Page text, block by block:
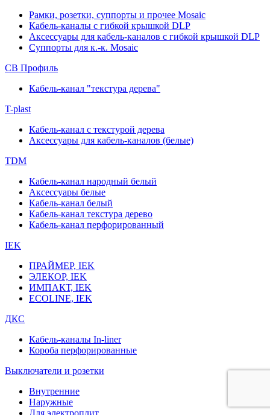
Рамки, розетки, суппорты и прочее Mosaic
Кабель-каналы с гибкой крышкой DLP
Аксессуары для кабель-каналов с гибкой крышкой DLP
Суппорты для к.-к. Mosaic
СВ Профиль
Кабель-канал "текстура дерева"
T-plast
Кабель-канал с текстурой дерева
Аксессуары для кабель-каналов (белые)
TDM
Кабель-канал народный белый
Аксессуары белые
Кабель-канал белый
Кабель-канал текстура дерево
Кабель-канал перфорированный
IEK
ПРАЙМЕР, IEK
ЭЛЕКОР, IEK
ИМПАКТ, IEK
ECOLINE, IEK
ДКС
Кабель-каналы In-liner
Короба перфорированные
Выключатели и розетки
Внутренние
Наружные
Для электроплит